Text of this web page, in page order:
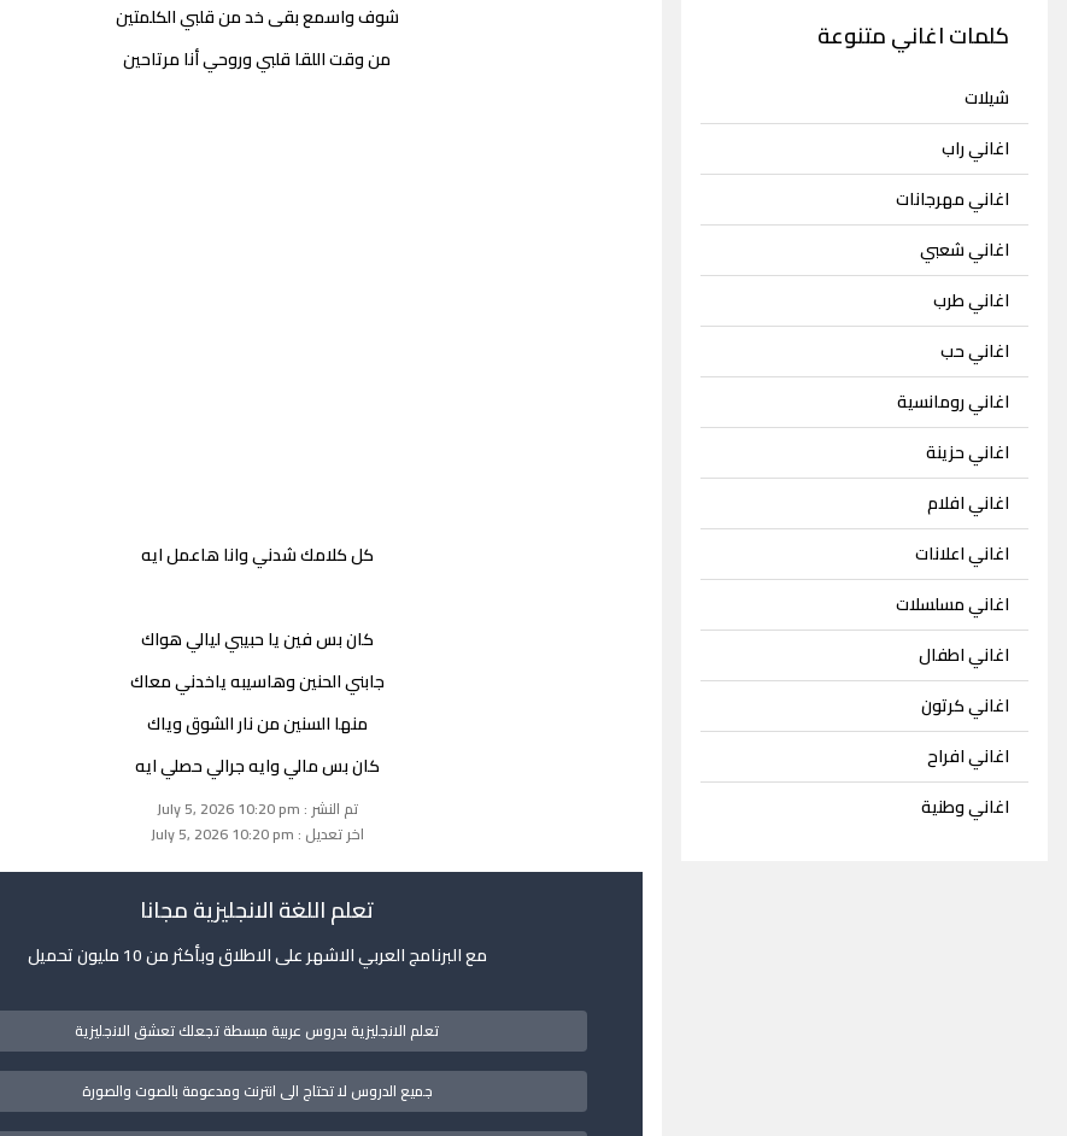
كلمات اغاني متنوعة
شيلات
اغاني راب
اغاني مهرجانات
اغاني شعبي
اغاني طرب
اغاني حب
اغاني رومانسية
اغاني حزينة
اغاني افلام
اغاني اعلانات
اغاني مسلسلات
اغاني اطفال
اغاني كرتون
اغاني افراح
اغاني وطنية
شوف واسمع بقى خد من قلبي الكلمتين
من وقت اللقا قلبي وروحي أنا مرتاحين
كل كلامك شدني وانا هاعمل ايه
كان بس فين يا حبيبي ليالي هواك
جابني الحنين وهاسيبه ياخدني معاك
منها السنين من نار الشوق وياك
كان بس مالي وايه جرالي حصلي ايه
تم النشر : July 5, 2026 10:20 pm
اخر تعديل : July 5, 2026 10:20 pm
تعلم اللغة الانجليزية مجانا
مع البرنامج العربي الاشهر على الاطلاق وبأكثر من 10 مليون تحميل
تعلم الانجليزية بدروس عربية مبسطة تجعلك تعشق الانجليزية
جميع الدروس لا تحتاج الى انترنت ومدعومة بالصوت والصورة